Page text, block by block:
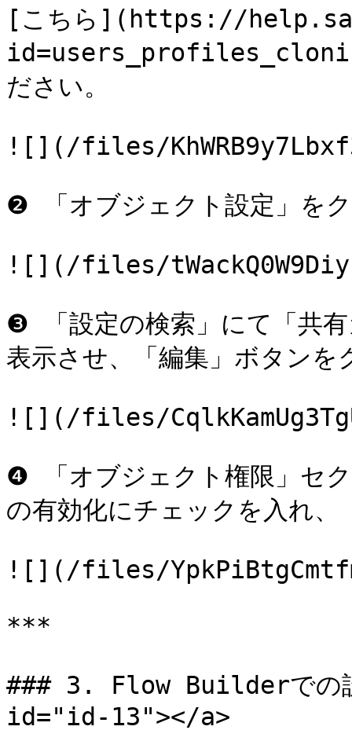
[こちら](https://
ださい。
![](/files/
❷ 「オブジェクト設定」を
![](/files/
❸ 「設定の検索」にて「共
表示させ、「編集」ボタンを
![](/files/
❹ 「オブジェクト権限」セ
の有効化にチェックを入れ
![](/files/
***
### 3. Flow Builderで
id="id-13"></a>